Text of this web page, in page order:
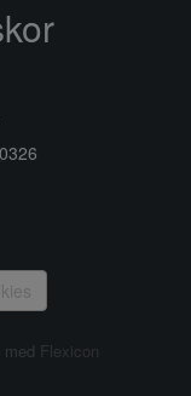
med Flexicon